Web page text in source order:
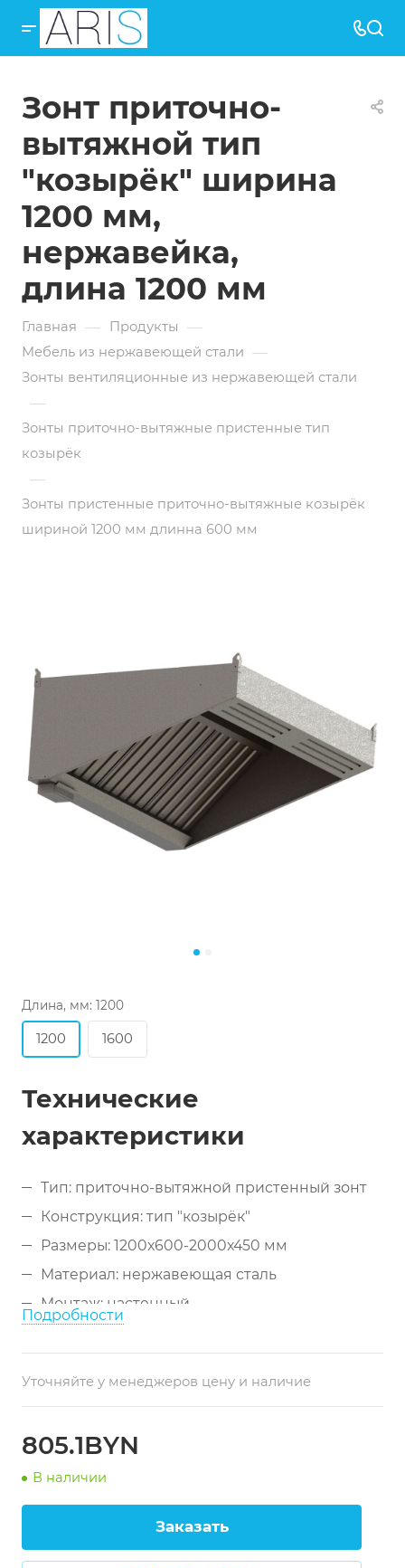
Зонт приточно-
вытяжной тип
"козырёк" ширина
1200 мм,
нержавейка,
длина 1200 мм
Главная — Продукты —
Мебель из нержавеющей стали —
Зонты вентиляционные из нержавеющей стали
—
Зонты приточно-вытяжные пристенные тип
козырёк
—
Зонты пристенные приточно-вытяжные козырёк
шириной 1200 мм длинна 600 мм
Длина, мм: 1200
1200 1600
Технические
характеристики
Тип: приточно-вытяжной пристенный зонт
Конструкция: тип "козырёк"
Размеры: 1200x600-2000x450 мм
Материал: нержавеющая сталь
Монтаж: настенный
воздуха и подача свежего
Подробности
Уточняйте у менеджеров цену и наличие
805.1BYN
В наличии
Заказать